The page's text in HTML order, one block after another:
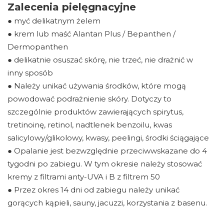
Zalecenia pielęgnacyjne
● myć delikatnym żelem
● krem lub maść Alantan Plus / Bepanthen /
Dermopanthen
● delikatnie osuszać skórę, nie trzeć, nie drażnić w
inny sposób
● Należy unikać używania środków, które mogą
powodować podrażnienie skóry. Dotyczy to
szczególnie produktów zawierających spirytus,
tretinoinę, retinol, nadtlenek benzoilu, kwas
salicylowy/glikolowy, kwasy, peelingi, środki ściągające
● Opalanie jest bezwzględnie przeciwwskazane do 4
tygodni po zabiegu. W tym okresie należy stosować
kremy z filtrami anty-UVA i B z filtrem 50
● Przez okres 14 dni od zabiegu należy unikać
gorących kąpieli, sauny, jacuzzi, korzystania z basenu.